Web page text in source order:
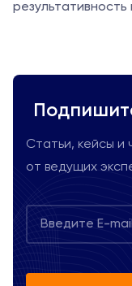
результативность
Статьи, кейсы и
от ведущих